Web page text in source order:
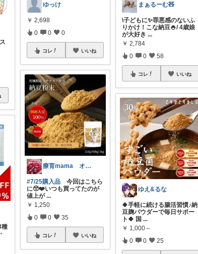
種
ゆっけ
￥ 2,698
0 0 0
コレ いいね
療育mama オリ写真 感謝😭❤️
#7/25購入品 今回はこちら
に🥺❤️いつも買ってたのが
値上が ...
￥ 1,250
0 0 35
コレ いいね
まぁるーむ🧸
\子どもに✨罪悪感のないふ
りかけ！こな納豆🍚/ 4歳娘
が大好き ...
￥ 2,784
0 0 58
コレ いいね
ゆえ&るな
🍀手軽に続ける腸活習慣♪納
豆麹パウダーで毎日サポー
ト🍀 国 ...
￥ 1,000～
0 0 25